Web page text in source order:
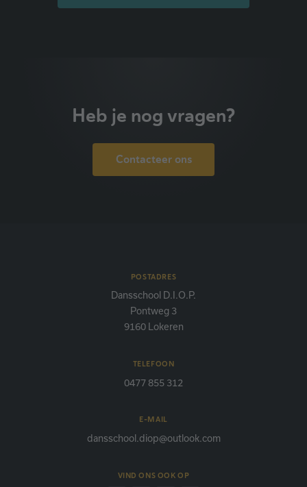
Heb je nog vragen?
Contacteer ons
POSTADRES
Dansschool D.I.O.P.
Pontweg 3
9160 Lokeren
TELEFOON
0477 855 312
E-MAIL
dansschool.diop@outlook.com
VIND ONS OOK OP